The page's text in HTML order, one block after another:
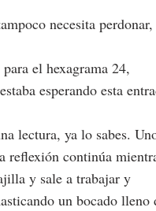
necesita perdonar,
el hexagrama 24,
esperando esta
lectura, ya lo sabes.
reflexión continúa
y sale a trabajar y
un bocado lleno